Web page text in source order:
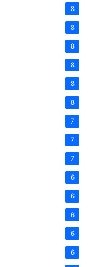
8
8
8
8
8
8
7
7
7
6
6
6
6
6